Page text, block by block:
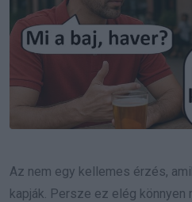
Az nem egy kellemes érzés,
kapják. Persze ez elég